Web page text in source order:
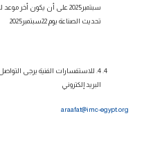
سبتمبر2025
على أن يكون أخر موعد
تحديث الصناعة يوم 22سبتمبر2025
4. للاستفسارات الفنية يرجى التواصل مع مدير المشروع (
البريد إلكتروني
araafat@imc-egypt.org